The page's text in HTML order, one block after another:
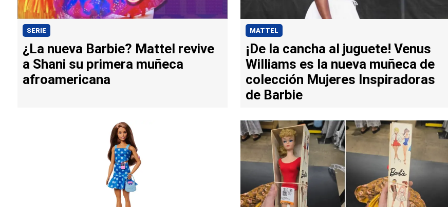
SERIE
¿La nueva Barbie? Mattel revive
a Shani su primera muñeca
afroamericana
MATTEL
¡De la cancha al juguete! Venus
Williams es la nueva muñeca de
colección Mujeres Inspiradoras
de Barbie